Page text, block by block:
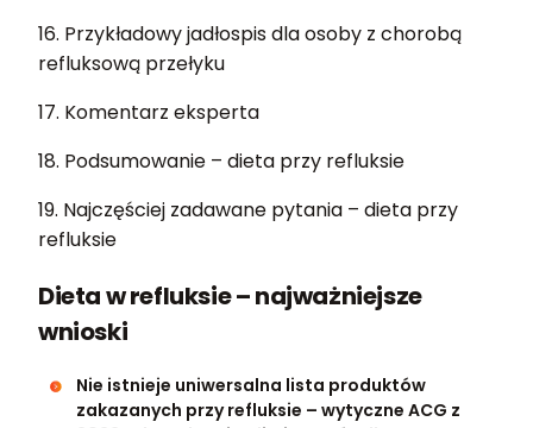
16. Przykładowy jadłospis dla osoby z chorobą
refluksową przełyku
17. Komentarz eksperta
18. Podsumowanie – dieta przy refluksie
19. Najczęściej zadawane pytania – dieta przy
refluksie
Dieta w refluksie – najważniejsze
wnioski
Nie istnieje uniwersalna lista produktów
zakazanych przy refluksie – wytyczne ACG z